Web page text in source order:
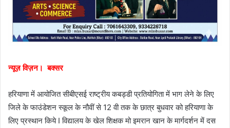
न्यूज़ विज़न। बक्सर
हरियाणा में आयोजित सीबीएसई राष्ट्रीय कबड्डी प्रतियोगिता में भाग लेने के लिए
जिले के फाउंडेशन स्कूल के नौवीं से 12 वी तक के छात्र बुधवार को हरियाणा के
लिए प्रस्थान किये I विद्यालय के खेल शिक्षक मो इमरान खान के मार्गदर्शन में दस